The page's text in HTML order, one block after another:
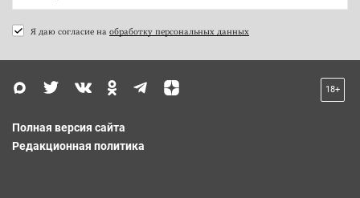
Я даю согласие на обработку персональных данных
18+
Полная версия сайта
Редакционная политика